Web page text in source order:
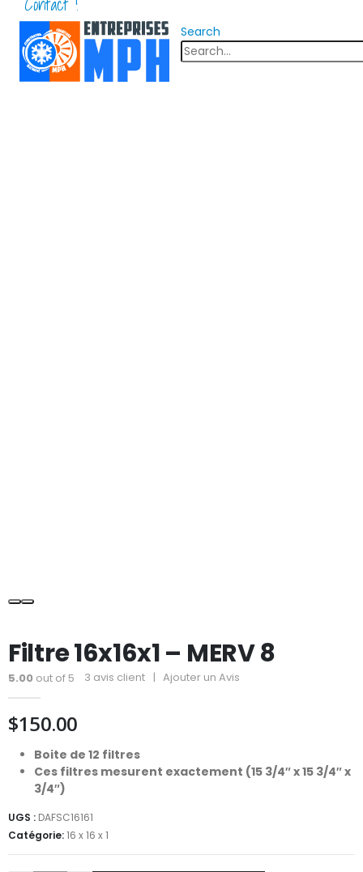
Search
Filtre 16x16x1 – MERV 8
5.00 out of 5 3 avis client | Ajouter un Avis
$150.00
Boite de 12 filtres
Ces filtres mesurent exactement (15 3/4″ x 15 3/4″ x
3/4″)
UGS : DAFSC16161
Catégorie:16 x 16 x 1